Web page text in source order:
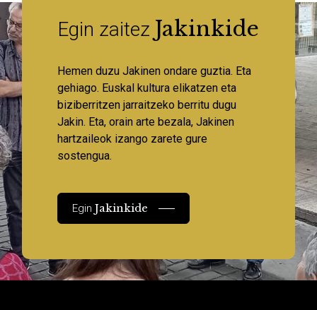
Egin zaitez Jakinkide
Hemen duzu Jakinen ondare guztia. Eta
gehiago. Euskal kultura elikatzen eta
biziberritzen jarraitzeko berritu dugu
Jakin. Eta, orain arte bezala, Jakinen
hartzaileok izango zarete gure
sostengua.
EginJakinkide